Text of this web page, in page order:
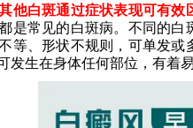
白斑通过症状表现可有效
是常见的白斑病。不同的
等、形状不规则，可单发
发生在身体任何部位，有着易